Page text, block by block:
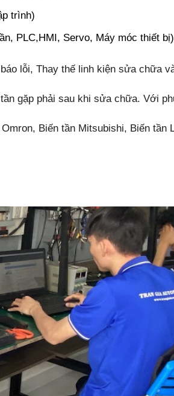
trình)
PLC,HMI, Servo, Máy móc thiết
lỗi, Thay thế linh kiện sửa chữa
gặp phải sau khi sửa chữa. Với
Biến tần Mitsubishi, Biến tần